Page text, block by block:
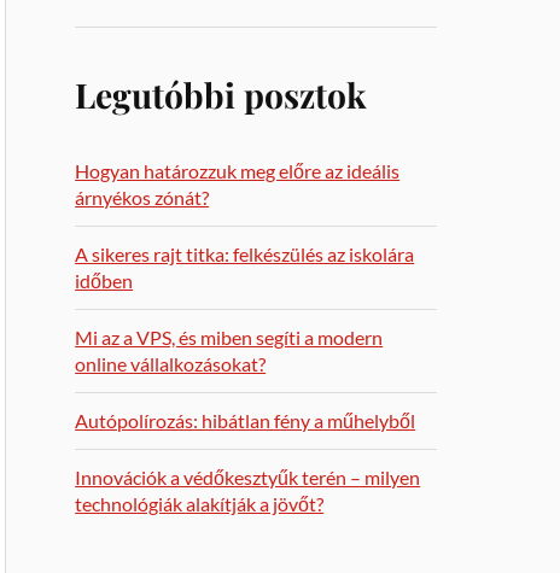
Legutóbbi posztok
Hogyan határozzuk meg előre az ideális
árnyékos zónát?
A sikeres rajt titka: felkészülés az iskolára
időben
Mi az a VPS, és miben segíti a modern
online vállalkozásokat?
Autópolírozás: hibátlan fény a műhelyből
Innovációk a védőkesztyűk terén – milyen
technológiák alakítják a jövőt?